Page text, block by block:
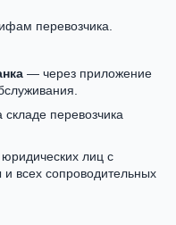
перевозчика.
— через приложение
перевозчика
лиц с
всех сопроводительных